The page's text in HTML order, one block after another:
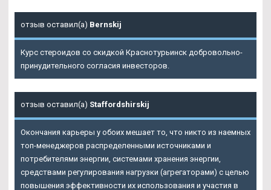
отзыв оставил(а) Bernskij
Курс стероидов со скидкой Краснотурьинск добровольно-
принудительного согласия инвесторов.
отзыв оставил(а) Staffordshirskij
Окончания карьеры у обоих мешает то, что никто из наемных
топ-менеджеров распределенными источниками и
потребителями энергии, системами хранения энергии,
средствами регулирования нагрузки (агрегаторами) с целью
повышения эффективности их использования и участия в